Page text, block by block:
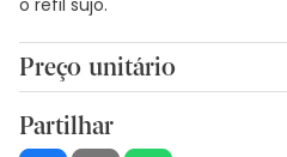
Preço unitário
Partilhar